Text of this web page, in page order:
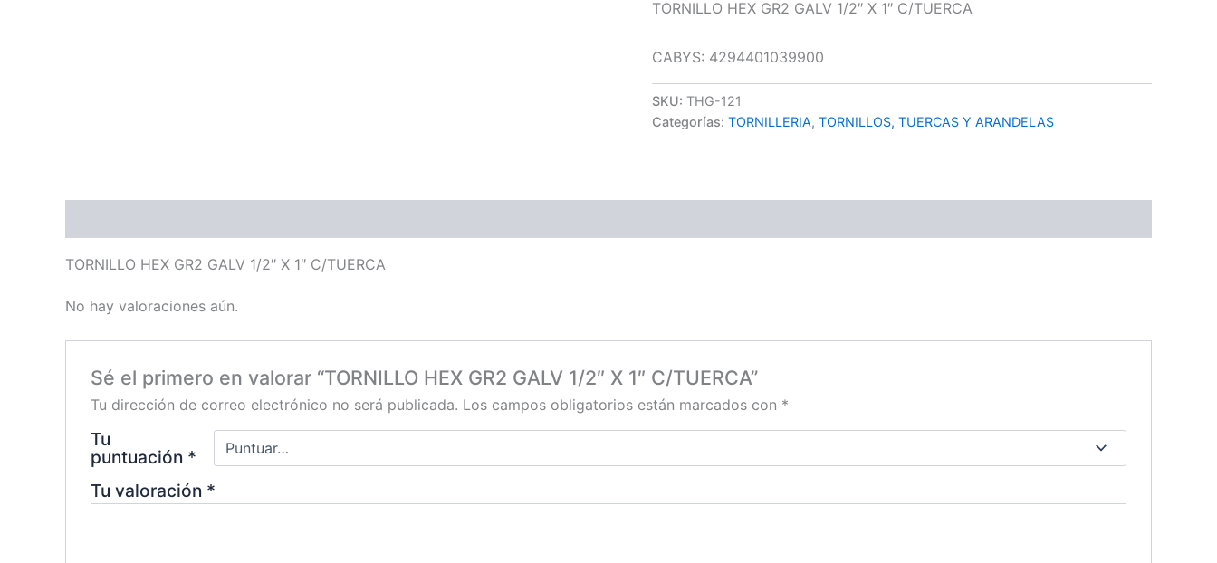
TORNILLO HEX GR2 GALV 1/2″ X 1″ C/TUERCA
CABYS: 4294401039900
SKU: THG-121
Categorías: TORNILLERIA, TORNILLOS, TUERCAS Y ARANDELAS
TORNILLO HEX GR2 GALV 1/2″ X 1″ C/TUERCA
No hay valoraciones aún.
Sé el primero en valorar “TORNILLO HEX GR2 GALV 1/2″ X 1″ C/TUERCA”
Tu dirección de correo electrónico no será publicada. Los campos obligatorios están marcados con *
Tu
puntuación *
Tu valoración *